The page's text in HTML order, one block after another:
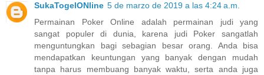
SukaTogelONline 5 de marzo de 2019 a las 4:24 a.m.
Permainan Poker Online adalah permainan judi yang
sangat populer di dunia, karena judi Poker sangatlah
menguntungkan bagi sebagian besar orang. Anda bisa
mendapatkan keuntungan yang banyak dengan mudah
tanpa harus membuang banyak waktu, serta anda juga